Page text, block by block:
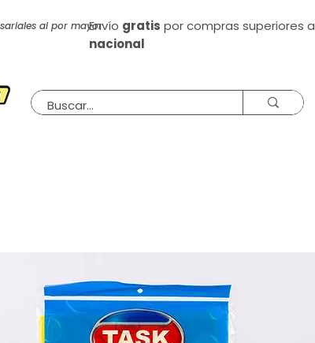
al por mayorEnvío gratis por compras superiores a
nacional